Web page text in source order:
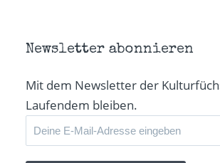
Newsletter abonnieren
Mit dem Newsletter der
Laufendem bleiben.